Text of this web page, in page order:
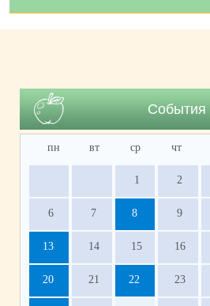
События
пн вт ср чт
1 2
6 7 8 9
13 14 15 16
20 21 22 23